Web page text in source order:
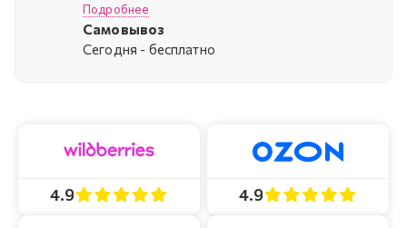
Подробнее
Самовывоз
Cегодня - бесплатно
4.9 4.9